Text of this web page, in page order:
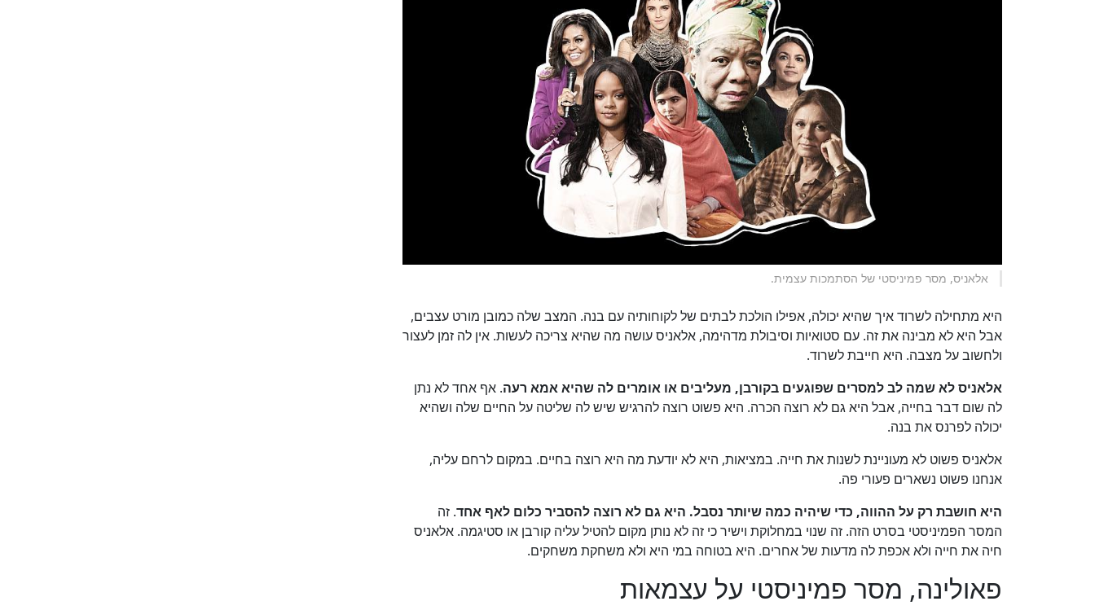
אלאניס, מסר פמיניסטי של הסתמכות עצמית.
היא מתחילה לשרוד איך שהיא יכולה, אפילו הולכת לבתים של לקוחותיה עם בנה. המצב שלה כמובן מורט עצבים,
אבל היא לא מבינה את זה. עם סטואיות וסיבולת מדהימה, אלאניס עושה מה שהיא צריכה לעשות. אין לה זמן לעצור
ולחשוב על מצבה. היא חייבת לשרוד.
אלאניס לא שמה לב למסרים שפוגעים בקורבן, מעליבים או אומרים לה שהיא אמא רעה. אף אחד לא נתן
לה שום דבר בחייה, אבל היא גם לא רוצה הכרה. היא פשוט רוצה להרגיש שיש לה שליטה על החיים שלה ושהיא
יכולה לפרנס את בנה.
אלאניס פשוט לא מעוניינת לשנות את חייה. במציאות, היא לא יודעת מה היא רוצה בחיים. במקום לרחם עליה,
אנחנו פשוט נשארים פעורי פה.
היא חושבת רק על ההווה, כדי שיהיה כמה שיותר נסבל. היא גם לא רוצה להסביר כלום לאף אחד. זה
המסר הפמיניסטי בסרט הזה. זה שנוי במחלוקת וישיר כי זה לא נותן מקום להטיל עליה קורבן או סטיגמה. אלאניס
חיה את חייה ולא אכפת לה מדעות של אחרים. היא בטוחה במי היא ולא משחקת משחקים.
פאולינה, מסר פמיניסטי על עצמאות